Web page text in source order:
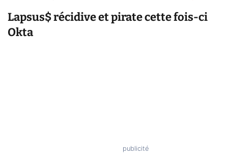
Lapsus$ récidive et pirate cette fois-ci
Okta